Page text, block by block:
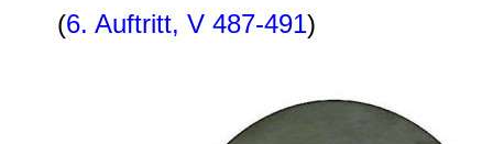
(6. Auftritt, V 487-491)